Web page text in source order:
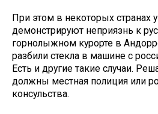
При этом в некоторых странах
демонстрируют неприязнь к
горнолыжном курорте в
разбили стекла в машине с
Есть и другие такие случаи.
должны местная полиция или
консульства.